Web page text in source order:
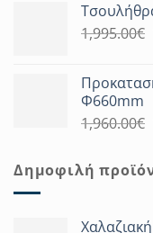
1,995.00€
Φ660mm
1,960.00€
Δημοφιλή